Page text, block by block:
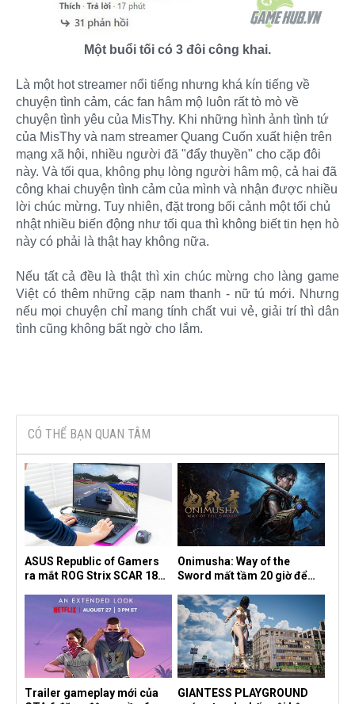
Một buổi tối có 3 đôi công khai.
Là một hot streamer nổi tiếng nhưng khá kín tiếng về
chuyện tình cảm, các fan hâm mộ luôn rất tò mò về
chuyện tình yêu của MisThy. Khi những hình ảnh tình tứ
của MisThy và nam streamer Quang Cuốn xuất hiện trên
mạng xã hội, nhiều người đã "đẩy thuyền" cho cặp đôi
này. Và tối qua, không phụ lòng người hâm mộ, cả hai đã
công khai chuyện tình cảm của mình và nhận được nhiều
lời chúc mừng. Tuy nhiên, đặt trong bối cảnh một tối chủ
nhật nhiều biến động như tối qua thì không biết tin hẹn hò
này có phải là thật hay không nữa.​
Nếu tất cả đều là thật thì xin chúc mừng cho làng game
Việt có thêm những cặp nam thanh - nữ tú mới. Nhưng
nếu mọi chuyện chỉ mang tính chất vui vẻ, giải trí thì dân
tình cũng không bất ngờ cho lắm.​
CÓ THỂ BẠN QUAN TÂM
ASUS Republic of Gamers
ra mắt ROG Strix SCAR 18
Onimusha: Way of the
Sword mất tầm 20 giờ để
dành cho newbie và lão làng
Trailer gameplay mới của
GIANTESS PLAYGROUND